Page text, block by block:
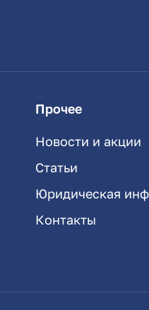
Прочее
Новости и акции
Статьи
Юридическая
Контакты